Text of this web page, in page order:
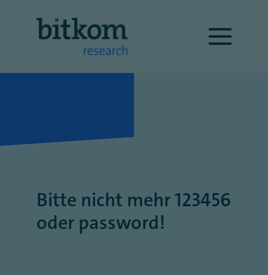
Bitte nicht mehr 123456
oder password!